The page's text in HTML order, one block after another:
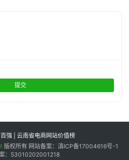
提交
强 | 云南省电商网站价值榜
版权所有 网站备案：滇ICP备17004616号-1
：53010202001218